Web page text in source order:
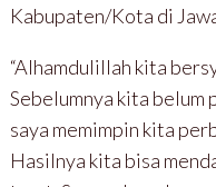
Kabupaten/Kota di
“Alhamdulillah kita
Sebelumnya kita belum
saya memimpin kita
Hasilnya kita bisa